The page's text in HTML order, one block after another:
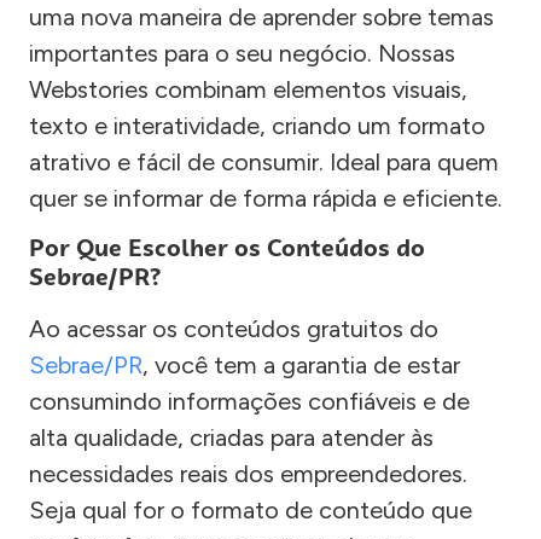
uma nova maneira de aprender sobre temas
importantes para o seu negócio. Nossas
Webstories combinam elementos visuais,
texto e interatividade, criando um formato
atrativo e fácil de consumir. Ideal para quem
quer se informar de forma rápida e eficiente.
Por Que Escolher os Conteúdos do
Sebrae/PR?
Ao acessar os conteúdos gratuitos do
Sebrae/PR, você tem a garantia de estar
consumindo informações confiáveis e de
alta qualidade, criadas para atender às
necessidades reais dos empreendedores.
Seja qual for o formato de conteúdo que